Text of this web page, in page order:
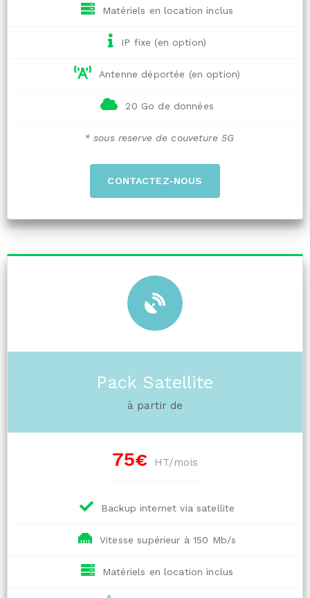
Matériels en location inclus
IP fixe (en option)
Antenne déportée (en option)
20 Go de données
* sous reserve de couveture 5G
CONTACTEZ-NOUS
Pack Satellite
à partir de
75€ HT/mois
Backup internet via satellite
Vitesse supérieur à 150 Mb/s
Matériels en location inclus